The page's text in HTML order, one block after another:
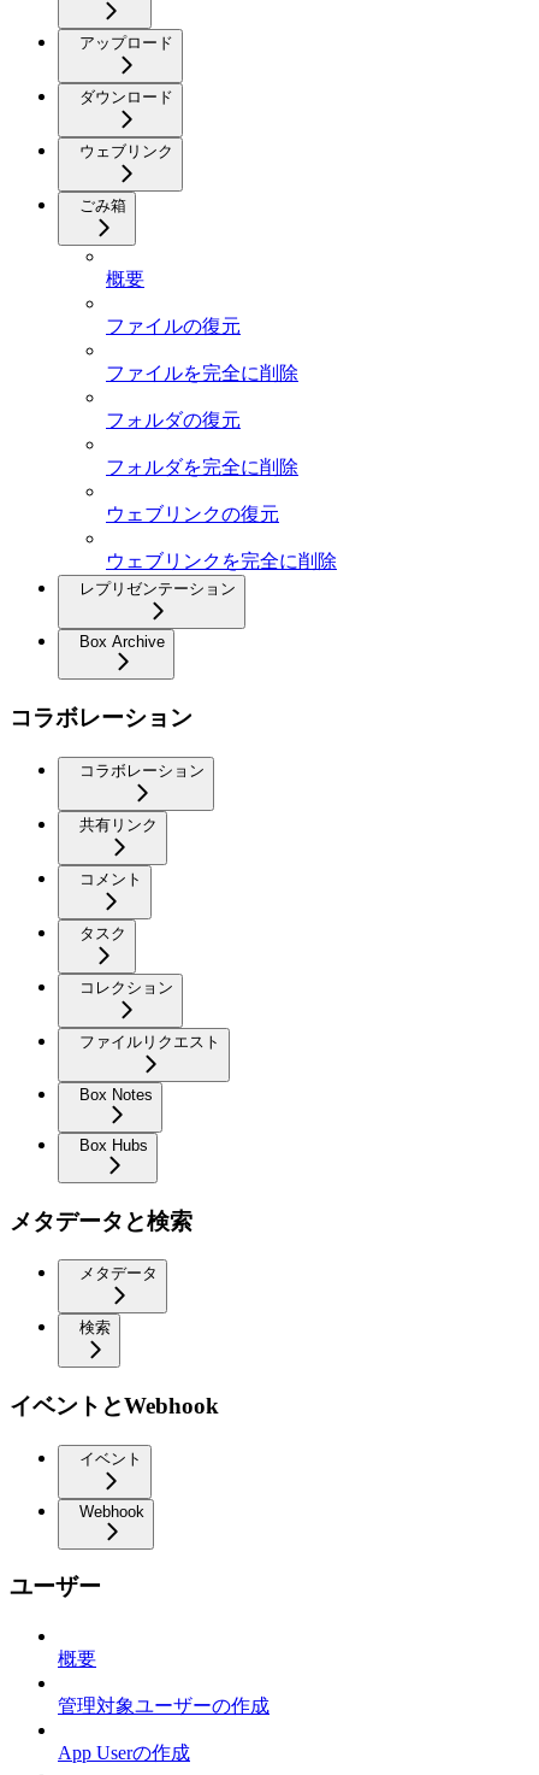
アップロード
ダウンロード
ウェブリンク
ごみ箱
概要
ファイルの復元
ファイルを完全に削除
フォルダの復元
フォルダを完全に削除
ウェブリンクの復元
ウェブリンクを完全に削除
レプリゼンテーション
Box Archive
コラボレーション
コラボレーション
共有リンク
コメント
タスク
コレクション
ファイルリクエスト
Box Notes
Box Hubs
メタデータと検索
メタデータ
検索
イベントとWebhook
イベント
Webhook
ユーザー
概要
管理対象ユーザーの作成
App Userの作成